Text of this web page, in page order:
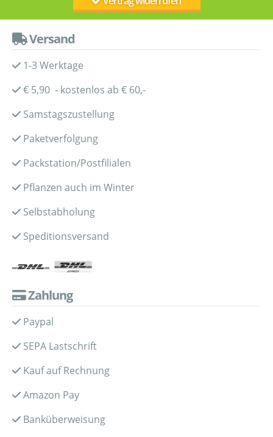
Versand
1-3 Werktage
€ 5,90 - kostenlos ab € 60,-
Samstagszustellung
Paketverfolgung
Packstation/Postfilialen
Pflanzen auch im Winter
Selbstabholung
Speditionsversand
Zahlung
Paypal
SEPA Lastschrift
Kauf auf Rechnung
Amazon Pay
Banküberweisung